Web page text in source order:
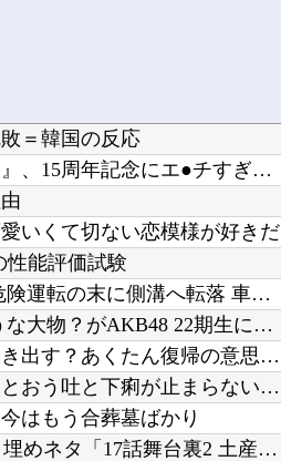
＝韓国の反応
アニメ『僕は友達が少ない（はがない）』、15周年記念にエ●チすぎる新規イラストが描かれる
いくて切ない恋模様が好きだ
性能評価試験
【マレーシア】 交通トラブルで激高、危険運転の末に側溝へ転落 車は大破、男に重い法的責任も
【朗報】 伊藤百花のライバルになりそうな大物？がAKB48 22期生に加入する模様？【花城...
ホロライブ「湊あくあ」復活に向けて動き出す？あくたん復帰の意思表示か「再生リスト」更新され...
元日向坂46・松田好花、食中毒で「腹痛とおう吐と下痢が止まらない」原因は夏の風物詩だった
はもう合葬墓ばかり
やる夫のダンジョン運営記180-おまけ31 埋めネタ「17話舞台裏2 土産物市・当日」